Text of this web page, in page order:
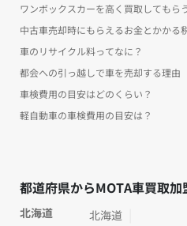
ワンボックスカーを高く買取してもら
中古車売却時にもらえるお金とかかる
車のリサイクル料ってなに？
都会への引っ越しで車を売却する理由
車検費用の目安はどのくらい？
軽自動車の車検費用の目安は？
都道府県からMOTA車買取
北海道
北海道